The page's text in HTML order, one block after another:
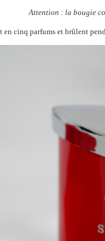
Attention : la bougie
en cinq parfums et brûlent